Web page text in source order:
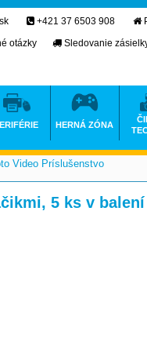
Video Príslušenstvo
5 ks v balení
+421 37 6503 908
otázky
Sledovanie
HERNÁ ZÓNA